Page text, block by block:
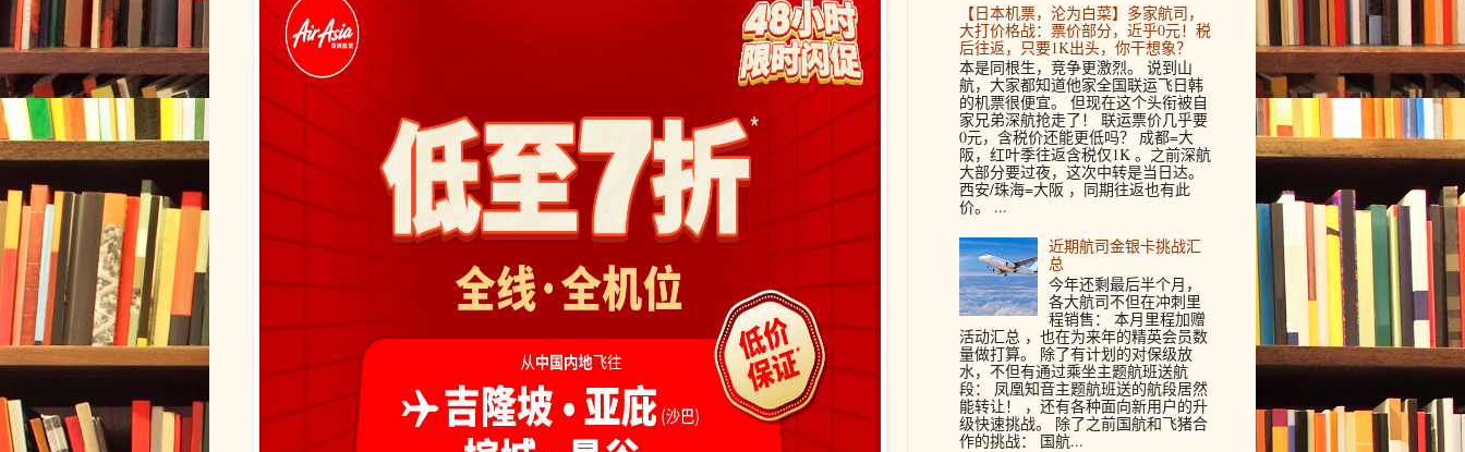
【日本机票，沦为白菜】多家航司，
大打价格战：票价部分，近乎0元！税
后往返，只要1K出头，你干想象？
本是同根生，竞争更激烈。 说到山
航，大家都知道他家全国联运飞日韩
的机票很便宜。 但现在这个头衔被自
家兄弟深航抢走了！ 联运票价几乎要
0元，含税价还能更低吗？ 成都=大
阪，红叶季往返含税仅1K 。之前深航
大部分要过夜，这次中转是当日达。
西安/珠海=大阪 ，同期往返也有此
价。 ...
近期航司金银卡挑战汇
总
今年还剩最后半个月，
各大航司不但在冲刺里
程销售： 本月里程加赠
活动汇总 ，也在为来年的精英会员数
量做打算。 除了有计划的对保级放
水，不但有通过乘坐主题航班送航
段： 凤凰知音主题航班送的航段居然
能转让！ ，还有各种面向新用户的升
级快速挑战。 除了之前国航和飞猪合
作的挑战： 国航...